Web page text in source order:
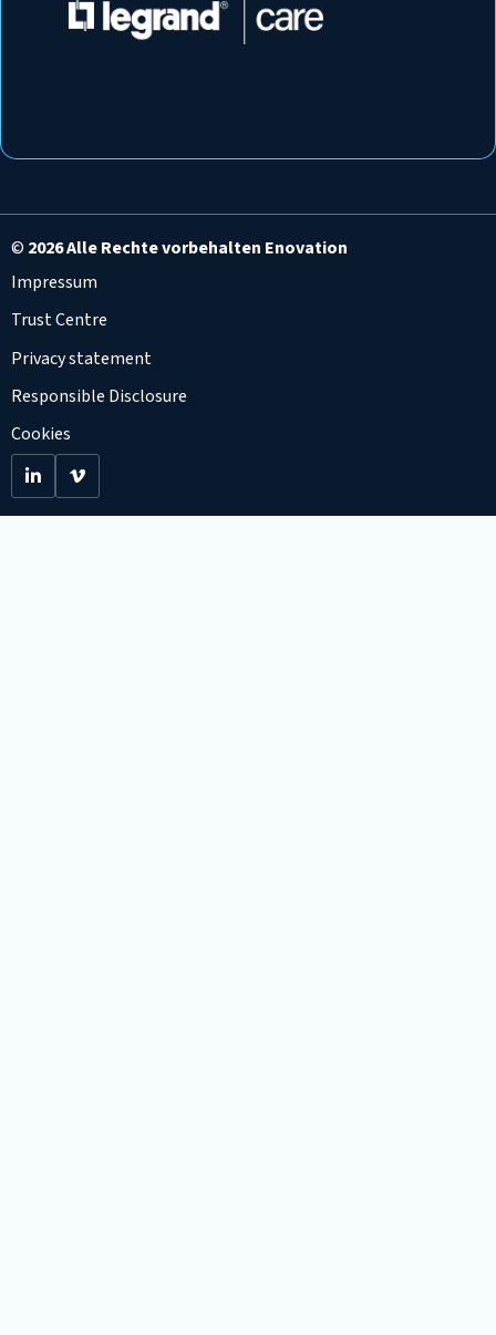
© 2026 Alle Rechte vorbehalten Enovation
Impressum
Trust Centre
Privacy statement
Responsible Disclosure
Cookies
Go
to
Go
to